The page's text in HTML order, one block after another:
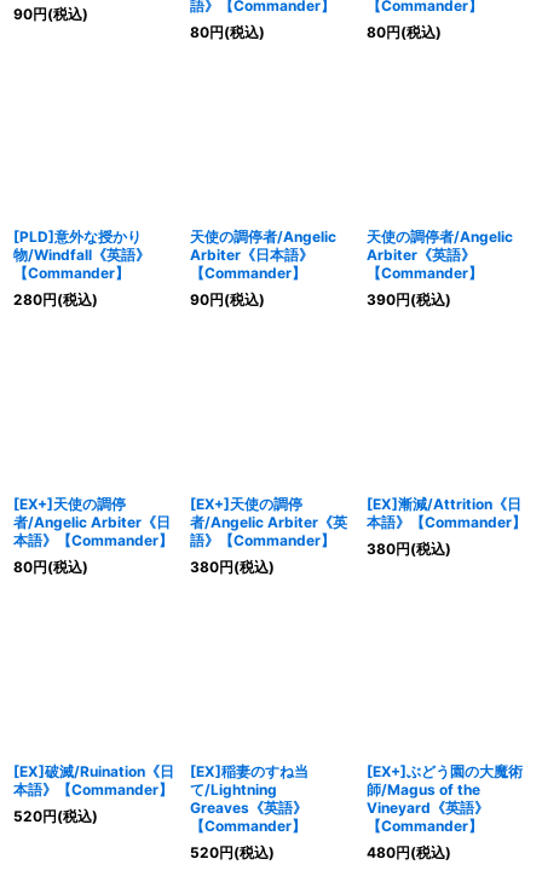
90円(税込)
語》【Commander】
80円(税込)
【Commander】
80円(税込)
[PLD]意外な授かり
物/Windfall《英語》
【Commander】
280円(税込)
天使の調停者/Angelic
Arbiter《日本語》
【Commander】
90円(税込)
天使の調停者/Angelic
Arbiter《英語》
【Commander】
390円(税込)
[EX+]天使の調停
者/Angelic Arbiter《日
本語》【Commander】
80円(税込)
[EX+]天使の調停
者/Angelic Arbiter《英
語》【Commander】
380円(税込)
[EX]漸減/Attrition《日
本語》【Commander】
380円(税込)
[EX]破滅/Ruination《日
本語》【Commander】
520円(税込)
[EX]稲妻のすね当
て/Lightning
Greaves《英語》
【Commander】
520円(税込)
[EX+]ぶどう園の大魔術
師/Magus of the
Vineyard《英語》
【Commander】
480円(税込)